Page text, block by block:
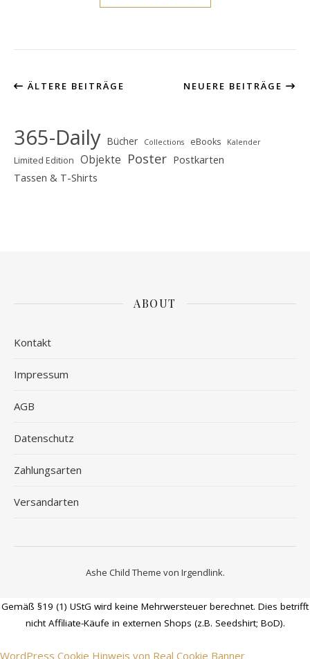
ÄLTERE BEITRÄGE NEUERE BEITRÄGE
365-Daily Bücher Collections eBooks Kalender
Limited Edition Objekte Poster Postkarten
Tassen & T-Shirts
ABOUT
Kontakt
Impressum
AGB
Datenschutz
Zahlungsarten
Versandarten
Ashe Child Theme von Irgendlink.
Gemäß §19 (1) UStG wird keine Mehrwersteuer berechnet. Dies betrifft
nicht Affiliate-Käufe in externen Shops (z.B. Seedshirt; BoD).
WordPress Cookie Hinweis von Real Cookie Banner